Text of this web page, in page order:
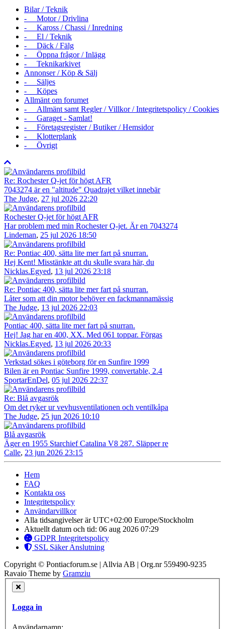
Bilar / Teknik
- Motor / Drivlina
- Kaross / Chassi / Inredning
- El / Teknik
- Däck / Fälg
- Öppna frågor / Inlägg
- Teknikarkivet
Annonser / Köp & Sälj
- Säljes
- Köpes
Allmänt om forumet
- Allmänt samt Regler / Villkor / Integritetspolicy / Cookies
- Garaget - Samlat!
- Företagsregister / Butiker / Hemsidor
- Klotterplank
- Övrigt
Re: Rochester Q-jet för högt AFR
7043274 är en "altitude" Quadrajet vilket innebär
The Judge, 27 jul 2026 22:20
Rochester Q-jet för högt AFR
Har problem med min Rochester Q-jet. Är en 7043274
Lindeman, 25 jul 2026 18:50
Re: Pontiac 400, sätta lite mer fart på snurran.
Hej Kent! Misstänkte att du skulle svara här, du
Nicklas.Egyed, 13 jul 2026 23:18
Re: Pontiac 400, sätta lite mer fart på snurran.
Låter som att din motor behöver en fackmannamässig
The Judge, 13 jul 2026 22:03
Pontiac 400, sätta lite mer fart på snurran.
Hej! Jag har en 400, XX. Med 061 toppar. Förgas
Nicklas.Egyed, 13 jul 2026 20:33
Verkstad sökes i göteborg för en Sunfire 1999
Bilen är en Pontiac Sunfire 1999, convertable, 2.4
SportarEnDel, 05 jul 2026 22:37
Re: Blå avgasrök
Om det ryker ur vevhusventilationen och ventilkåpa
The Judge, 25 jun 2026 10:10
Blå avgasrök
Äger en 1955 Starchief Catalina V8 287. Släpper re
Calle, 23 jun 2026 23:15
Hem
FAQ
Kontakta oss
Integritetspolicy
Användarvillkor
Alla tidsangivelser är UTC+02:00 Europe/Stockholm
Aktuellt datum och tid: 06 aug 2026 07:29
GDPR Integritetspolicy
SSL Säker Anslutning
Copyright © Pontiacforum.se | Allvia AB | Org.nr 559490-9235
Ravaio Theme by Gramziu
Logga in
Användarnamn: